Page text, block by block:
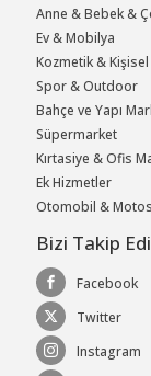
Anne & Bebek &
Ev & Mobilya
Kozmetik & Kişisel
Spor & Outdoor
Bahçe ve Yapı
Süpermarket
Kırtasiye & Ofis
Ek Hizmetler
Otomobil &
Bizi Takip
Facebook
Twitter
Instagram